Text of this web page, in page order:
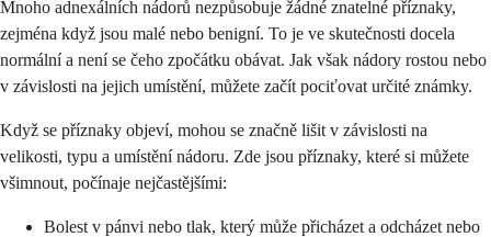
Mnoho adnexálních nádorů nezpůsobuje žádné znatelné příznaky,
zejména když jsou malé nebo benigní. To je ve skutečnosti docela
normální a není se čeho zpočátku obávat. Jak však nádory rostou nebo
v závislosti na jejich umístění, můžete začít pociťovat určité známky.
Když se příznaky objeví, mohou se značně lišit v závislosti na
velikosti, typu a umístění nádoru. Zde jsou příznaky, které si můžete
všimnout, počínaje nejčastějšími:
Bolest v pánvi nebo tlak, který může přicházet a odcházet nebo